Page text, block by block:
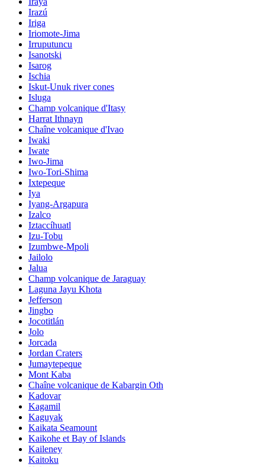
Irazú
Iriga
Iriomote-Jima
Irruputuncu
Isanotski
Isarog
Ischia
Iskut-Unuk river cones
Isluga
Champ volcanique d'Itasy
Harrat Ithnayn
Chaîne volcanique d'Ivao
Iwaki
Iwate
Iwo-Jima
Iwo-Tori-Shima
Ixtepeque
Iya
Iyang-Argapura
Izalco
Iztaccíhuatl
Izu-Tobu
Izumbwe-Mpoli
Jailolo
Jalua
Champ volcanique de Jaraguay
Laguna Jayu Khota
Jefferson
Jingbo
Jocotitlán
Jolo
Jorcada
Jordan Craters
Jumaytepeque
Mont Kaba
Chaîne volcanique de Kabargin Oth
Kadovar
Kagamil
Kaguyak
Kaikata Seamount
Kaikohe et Bay of Islands
Kaileney
Kaitoku